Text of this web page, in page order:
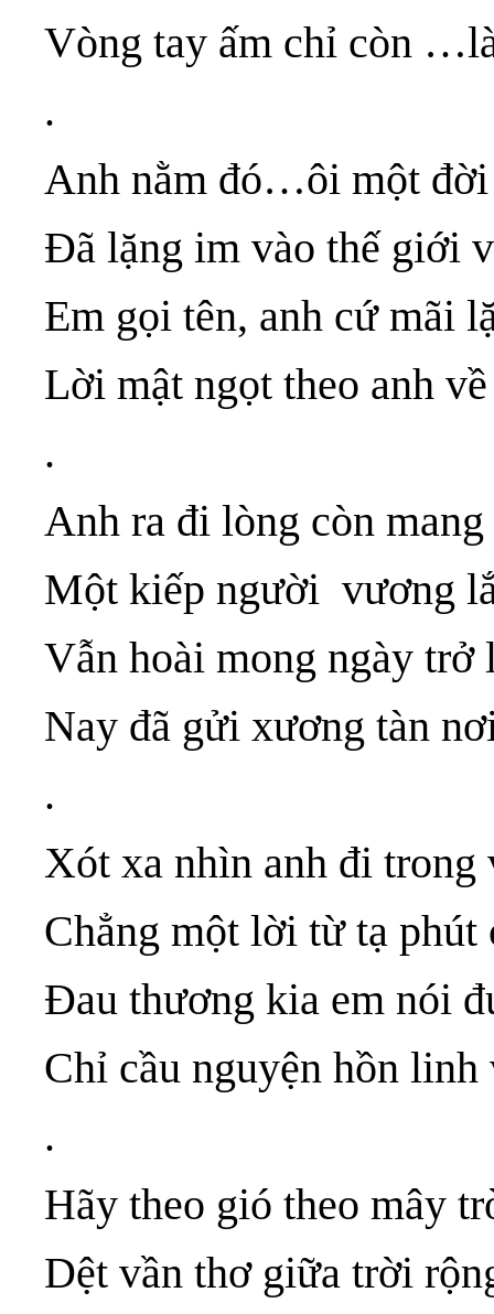
Vòng tay ấm chỉ còn
.
Anh nằm đó…ôi một đời
Đã lặng im vào thế giới
Em gọi tên, anh cứ mãi
Lời mật ngọt theo anh
.
Anh ra đi lòng còn
Một kiếp người vương
Vẫn hoài mong ngày trở
Nay đã gửi xương tàn
.
Xót xa nhìn anh đi trong
Chẳng một lời từ tạ phút
Đau thương kia em nói
Chỉ cầu nguyện hồn linh
.
Hãy theo gió theo mây
Dệt vần thơ giữa trời